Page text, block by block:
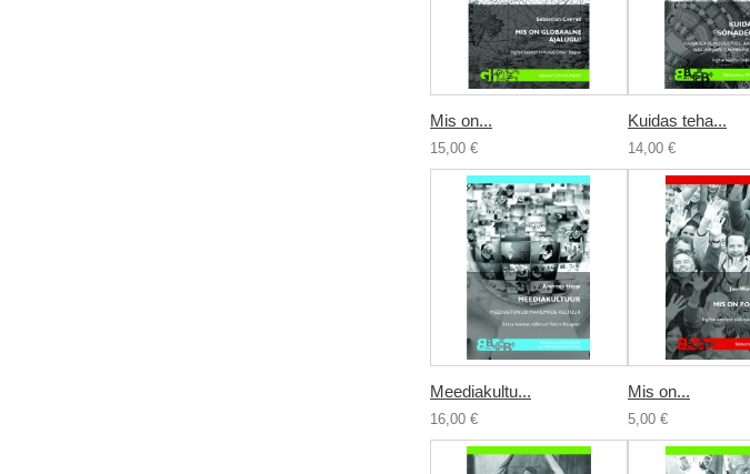
Mis on...
15,00 €
Kuidas teha...
14,00 €
Meediakultu...
16,00 €
Mis on...
5,00 €